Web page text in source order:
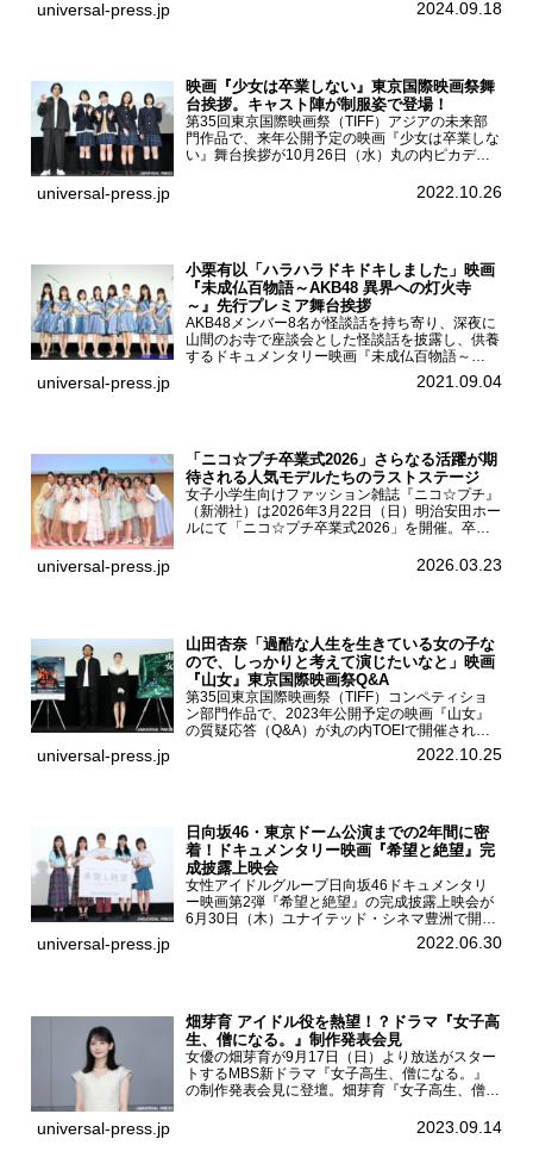
一ノ瀬美空、菅原咲月が都内にて開催された
universal-press.jp 2024.09.18
映画『少女は卒業しない』東京国際映画祭舞
台挨拶。キャスト陣が制服姿で登場！
第35回東京国際映画祭（TIFF）アジアの未来部
門作品で、来年公開予定の映画『少女は卒業しな
い』舞台挨拶が10月26日（水）丸の内ピカデリ
宮山莉渚、中井友望、監督の中川駿が登壇。映画
universal-press.jp 2022.10.26
小栗有以「ハラハラドキドキしました」映画
『未成仏百物語～AKB48 異界への灯火寺
～』先行プレミア舞台挨拶
AKB48メンバー8名が怪談話を持ち寄り、深夜に
山間のお寺で座談会とした怪談話を披露し、供養
するドキュメンタリー映画『未成仏百物語～
AKB48異界への灯火寺～』の先行プレミア舞台
挨拶が東京・ユナイテッド・シネマ豊洲で開催さ
universal-press.jp 2021.09.04
「ニコ☆プチ卒業式2026」さらなる活躍が期
待される人気モデルたちのラストステージ
女子小学生向けファッション雑誌『ニコ☆プチ』
（新潮社）は2026年3月22日（日）明治安田ホー
ルにて「ニコ☆プチ卒業式2026」を開催。卒業
ん、末永ひなた、高梨琴乃、土井ありさ、藤田蒼
universal-press.jp 2026.03.23
山田杏奈「過酷な人生を生きている女の子な
ので、しっかりと考えて演じたいなと」映画
『山女』東京国際映画祭Q&A
第35回東京国際映画祭（TIFF）コンペティショ
ン部門作品で、2023年公開予定の映画『山女』
の質疑応答（Q&A）が丸の内TOEIで開催され、
主演を務めた女優の山田杏奈、監督の福永壮志が
登壇。本作について語った。映画『山女』第35
universal-press.jp 2022.10.25
日向坂46・東京ドーム公演までの2年間に密
着！ドキュメンタリー映画『希望と絶望』完
成披露上映会
女性アイドルグループ日向坂46ドキュメンタリ
ー映画第2弾『希望と絶望』の完成披露上映会が
6月30日（木）ユナイテッド・シネマ豊洲で開催
され、日向坂46メンバーの加藤史帆、齊藤京
子、佐々木久美、富田鈴花、松田好花の5人が登
universal-press.jp 2022.06.30
畑芽育 アイドル役を熱望！？ドラマ『女子高
生、僧になる。』制作発表会見
女優の畑芽育が9月17日（日）より放送がスター
トするMBS新ドラマ『女子高生、僧になる。』
の制作発表会見に登壇。畑芽育『女子高生、僧に
ーについて「下白石麦は頭にビックリマークと、
universal-press.jp 2023.09.14